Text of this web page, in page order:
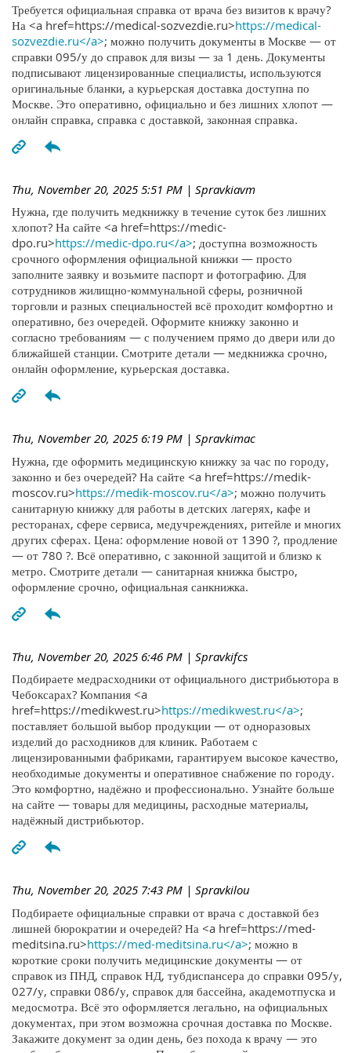
Требуется официальная справка от врача без визитов к врачу?
На <a href=https://medical-sozvezdie.ru>https://medical-
sozvezdie.ru</a>; можно получить документы в Москве — от
справки 095/у до справок для визы — за 1 день. Документы
подписывают лицензированные специалисты, используются
оригинальные бланки, а курьерская доставка доступна по
Москве. Это оперативно, официально и без лишних хлопот —
онлайн справка, справка с доставкой, законная справка.
Thu, November 20, 2025 5:51 PM | Spravkiavm
Нужна, где получить медкнижку в течение суток без лишних
хлопот? На сайте <a href=https://medic-
dpo.ru>https://medic-dpo.ru</a>; доступна возможность
срочного оформления официальной книжки — просто
заполните заявку и возьмите паспорт и фотографию. Для
сотрудников жилищно-коммунальной сферы, розничной
торговли и разных специальностей всё проходит комфортно и
оперативно, без очередей. Оформите книжку законно и
согласно требованиям — с получением прямо до двери или до
ближайшей станции. Смотрите детали — медкнижка срочно,
онлайн оформление, курьерская доставка.
Thu, November 20, 2025 6:19 PM | Spravkimac
Нужна, где оформить медицинскую книжку за час по городу,
законно и без очередей? На сайте <a href=https://medik-
moscov.ru>https://medik-moscov.ru</a>; можно получить
санитарную книжку для работы в детских лагерях, кафе и
ресторанах, сфере сервиса, медучреждениях, ритейле и многих
других сферах. Цена: оформление новой от 1390 ?, продление
— от 780 ?. Всё оперативно, с законной защитой и близко к
метро. Смотрите детали — санитарная книжка быстро,
оформление срочно, официальная санкнижка.
Thu, November 20, 2025 6:46 PM | Spravkifcs
Подбираете медрасходники от официального дистрибьютора в
Чебоксарах? Компания <a
href=https://medikwest.ru>https://medikwest.ru</a>;
поставляет большой выбор продукции — от одноразовых
изделий до расходников для клиник. Работаем с
лицензированными фабриками, гарантируем высокое качество,
необходимые документы и оперативное снабжение по городу.
Это комфортно, надёжно и профессионально. Узнайте больше
на сайте — товары для медицины, расходные материалы,
надёжный дистрибьютор.
Thu, November 20, 2025 7:43 PM | Spravkilou
Подбираете официальные справки от врача с доставкой без
лишней бюрократии и очередей? На <a href=https://med-
meditsina.ru>https://med-meditsina.ru</a>; можно в
короткие сроки получить медицинские документы — от
справок из ПНД, справок НД, тубдиспансера до справки 095/у,
027/у, справки 086/у, справок для бассейна, академотпуска и
медосмотра. Всё это оформляется легально, на официальных
документах, при этом возможна срочная доставка по Москве.
Закажите документ за один день, без похода к врачу — это